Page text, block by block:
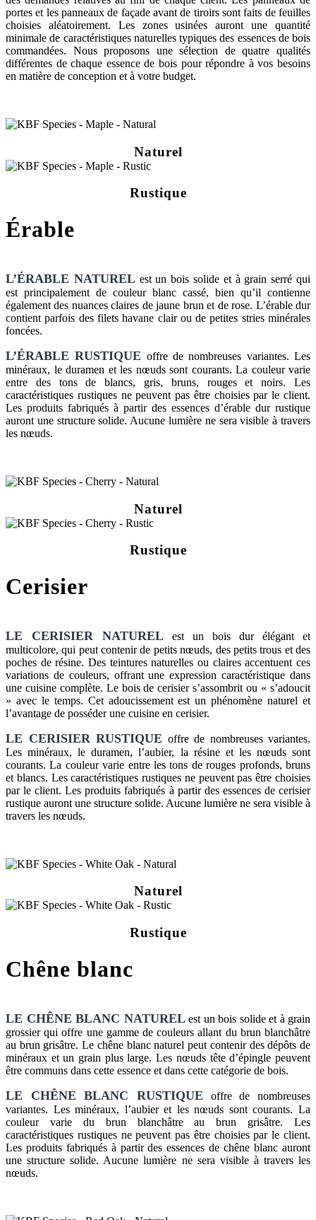
portes et les panneaux de façade avant de tiroirs sont faits de feuilles
choisies aléatoirement. Les zones usinées auront une quantité
minimale de caractéristiques naturelles typiques des essences de bois
commandées. Nous proposons une sélection de quatre qualités
différentes de chaque essence de bois pour répondre à vos besoins
en matière de conception et à votre budget.
Naturel
Rustique
Érable
L’ÉRABLE NATURELest un bois solide et à grain serré qui
est principalement de couleur blanc cassé, bien qu’il contienne
également des nuances claires de jaune brun et de rose. L’érable dur
contient parfois des filets havane clair ou de petites stries minérales
foncées.
L’ÉRABLE RUSTIQUE offre de nombreuses variantes. Les
minéraux, le duramen et les nœuds sont courants. La couleur varie
entre des tons de blancs, gris, bruns, rouges et noirs. Les
caractéristiques rustiques ne peuvent pas être choisies par le client.
Les produits fabriqués à partir des essences d’érable dur rustique
auront une structure solide. Aucune lumière ne sera visible à travers
les nœuds.
Naturel
Rustique
Cerisier
LE CERISIER NATUREL est un bois dur élégant et
multicolore, qui peut contenir de petits nœuds, des petits trous et des
poches de résine. Des teintures naturelles ou claires accentuent ces
variations de couleurs, offrant une expression caractéristique dans
une cuisine complète. Le bois de cerisier s’assombrit ou « s’adoucit
» avec le temps. Cet adoucissement est un phénomène naturel et
l’avantage de posséder une cuisine en cerisier.
LE CERISIER RUSTIQUE offre de nombreuses variantes.
Les minéraux, le duramen, l’aubier, la résine et les nœuds sont
courants. La couleur varie entre les tons de rouges profonds, bruns
et blancs. Les caractéristiques rustiques ne peuvent pas être choisies
par le client. Les produits fabriqués à partir des essences de cerisier
rustique auront une structure solide. Aucune lumière ne sera visible à
travers les nœuds.
Naturel
Rustique
Chêne blanc
LE CHÊNE BLANC NATURELest un bois solide et à grain
grossier qui offre une gamme de couleurs allant du brun blanchâtre
au brun grisâtre. Le chêne blanc naturel peut contenir des dépôts de
minéraux et un grain plus large. Les nœuds tête d’épingle peuvent
être communs dans cette essence et dans cette catégorie de bois.
LE CHÊNE BLANC RUSTIQUE offre de nombreuses
variantes. Les minéraux, l’aubier et les nœuds sont courants. La
couleur varie du brun blanchâtre au brun grisâtre. Les
caractéristiques rustiques ne peuvent pas être choisies par le client.
Les produits fabriqués à partir des essences de chêne blanc auront
une structure solide. Aucune lumière ne sera visible à travers les
nœuds.